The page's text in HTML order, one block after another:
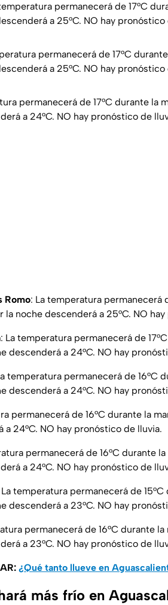
permanecerá de 17°C
a 25°C. NO hay pronóstico
permanecerá de 17°C
a 25°C. NO hay pronóstico
permanecerá de 17°C durante la
a 24°C. NO hay pronóstico de
Romo: La temperatura permanecerá
la noche descenderá a 25°C. NO
: La temperatura permanecerá de
descenderá a 24°C. NO hay
temperatura permanecerá de 16°C
descenderá a 24°C. NO hay
permanecerá de 16°C durante la
a 24°C. NO hay pronóstico de lluvia.
permanecerá de 16°C durante
a 24°C. NO hay pronóstico de
temperatura permanecerá de 15°C
descenderá a 23°C. NO hay
permanecerá de 16°C durante la
a 23°C. NO hay pronóstico de
¿Qué tanto llueve en
más frío en